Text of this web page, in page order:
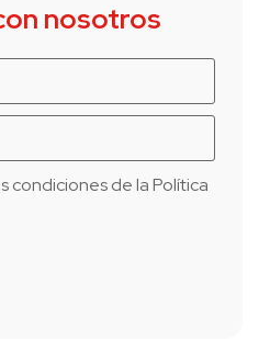
nosotros
condiciones de laPolítica